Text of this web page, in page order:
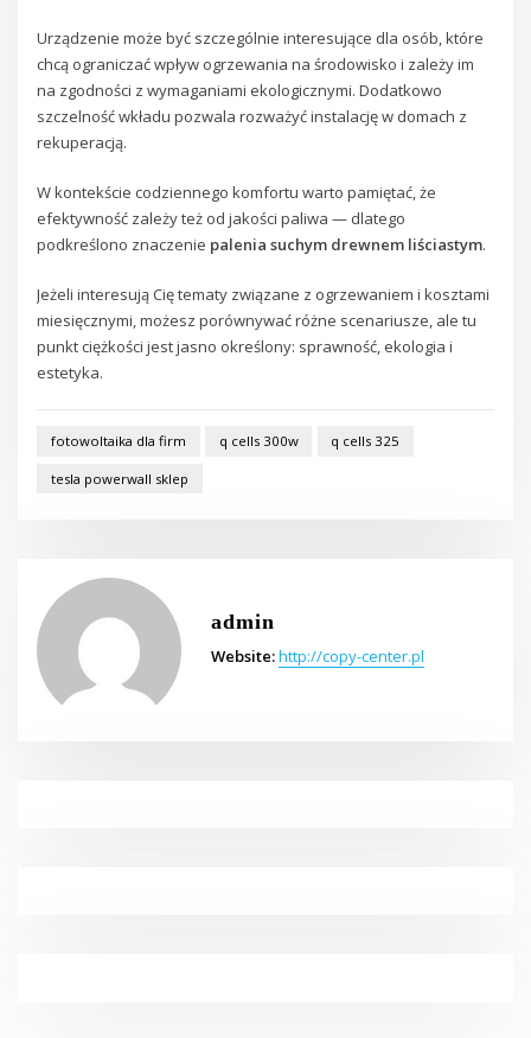
Urządzenie może być szczególnie interesujące dla osób, które
chcą ograniczać wpływ ogrzewania na środowisko i zależy im
na zgodności z wymaganiami ekologicznymi. Dodatkowo
szczelność wkładu pozwala rozważyć instalację w domach z
rekuperacją.
W kontekście codziennego komfortu warto pamiętać, że
efektywność zależy też od jakości paliwa — dlatego
podkreślono znaczenie palenia suchym drewnem liściastym.
Jeżeli interesują Cię tematy związane z ogrzewaniem i kosztami
miesięcznymi, możesz porównywać różne scenariusze, ale tu
punkt ciężkości jest jasno określony: sprawność, ekologia i
estetyka.
fotowoltaika dla firm q cells 300w q cells 325
tesla powerwall sklep
admin
Website:http://copy-center.pl